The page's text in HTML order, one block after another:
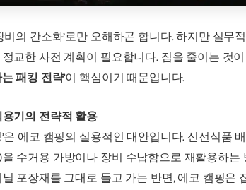
비의 간소화’로만 오해하곤 합니다. 하지만 실무
교한 사전 계획이 필요합니다. 짐을 줄이는 것
패킹 전략’이 핵심이기 때문입니다.
기의 전략적 활용
은 에코 캠핑의 실용적인 대안입니다. 신선식품
수거용 가방이나 장비 수납함으로 재활용하는
포장재를 그대로 들고 가는 반면, 에코 캠핑은